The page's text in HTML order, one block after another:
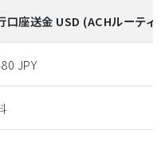
口座送金 USD (ACHルーティ
JPY